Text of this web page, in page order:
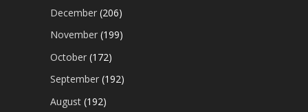
December(206)
November(199)
October(172)
September(192)
August(192)